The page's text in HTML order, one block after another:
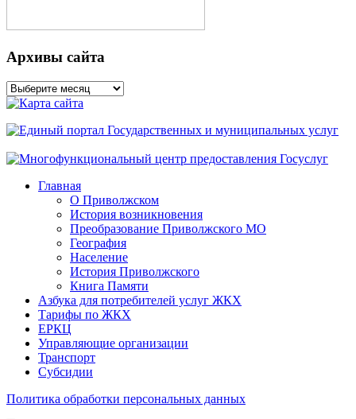
Архивы сайта
Архивы
сайта
Главная
О Приволжском
История возникновения
Преобразование Приволжского МО
География
Население
История Приволжского
Книга Памяти
Азбука для потребителей услуг ЖКХ
Тарифы по ЖКХ
ЕРКЦ
Управляющие организации
Транспорт
Субсидии
Политика обработки персональных данных